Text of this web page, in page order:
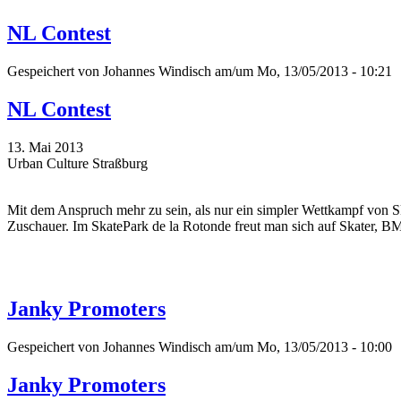
NL Contest
Gespeichert von Johannes Windisch am/um Mo, 13/05/2013 - 10:21
NL Contest
13. Mai 2013
Urban Culture Straßburg
Mit dem Anspruch mehr zu sein, als nur ein simpler Wettkampf von
Zuschauer. Im SkatePark de la Rotonde freut man sich auf Skater,
Janky Promoters
Gespeichert von Johannes Windisch am/um Mo, 13/05/2013 - 10:00
Janky Promoters